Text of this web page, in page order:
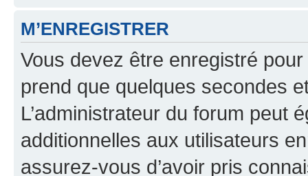
M’ENREGISTRER
Vous devez être enregistré
prend que quelques secondes
L’administrateur du forum peut
additionnelles aux utilisateurs
assurez-vous d’avoir pris